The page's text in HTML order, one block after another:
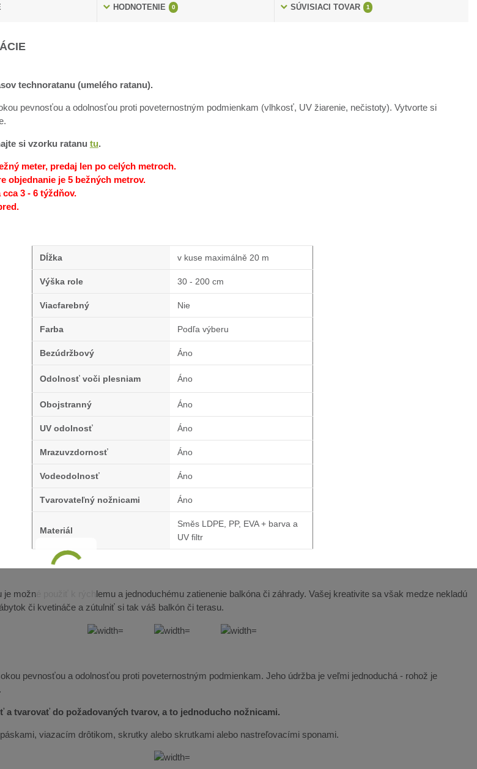
HODNOTENIE 0 SÚVISIACI TOVAR 1
technoratanu (umelého ratanu).
pevnosťou a odolnosťou proti poveternostným podmienkam (vlhkosť, UV žiarenie, nečistoty). Vytvorte si
si vzorku ratanu tu.
meter, predaj len po celých metroch.
objednanie je 5 bežných metrov.
3 - 6 týždňov.
Dĺžka v kuse maximálně 20 m
Výška role 30 - 200 cm
Viacfarebný Nie
Farba Podľa výberu
Bezúdržbový Áno
Odolnosť voči plesniam Áno
Obojstranný Áno
UV odolnosť Áno
Mrazuvzdornosť Áno
Vodeodolnosť Áno
Tvarovateľný nožnicami Áno
Materiál
Směs LDPE, PP, EVA + barva a
UV filtr
je možné použiť k rýchlemu a jednoduchému zatienenie balkóna či záhrady. Vašej kreativite sa však medze nekladú
či kvetináče a zútulniť si tak váš balkón či terasu.
pevnosťou a odolnosťou proti poveternostným podmienkam. Jeho údržba je veľmi jednoduchá - rohož je
a tvarovať do požadovaných tvarov, a to jednoducho nožnicami.
viazacím drôtikom, skrutky alebo skrutkami alebo nastreľovacími sponami.